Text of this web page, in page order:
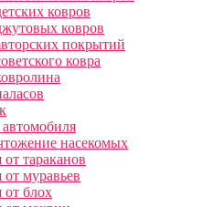
ковров
ковров
покрытий
ковра
насекомых
тараканов
муравьев
от блох